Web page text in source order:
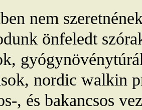
nem
önfeledt
nordic walkin
, és bakancsos